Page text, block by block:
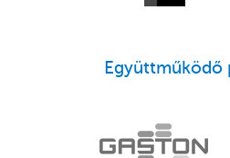
Együttműködő